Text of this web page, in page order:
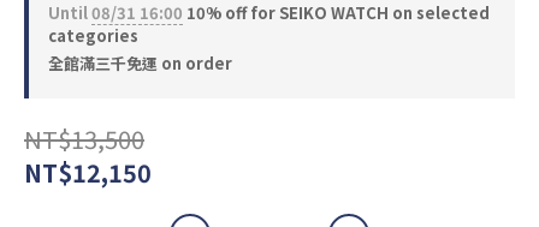
Until08/31 16:00 10% off for SEIKO WATCH on selected
categories
全館滿三千免運 on order
NT$13,500
NT$12,150